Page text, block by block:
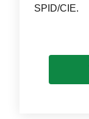
SPID/CIE.